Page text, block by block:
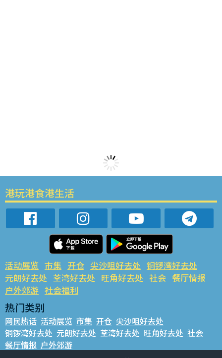
港玩港食港生活
活动展览 市集 开仓 尖沙咀好去处 铜锣湾好去处
元朗好去处 荃湾好去处 旺角好去处 社会 餐厅情报
户外郊游 社会福利
热门类别
网民热话 活动展览 市集 开仓 尖沙咀好去处
铜锣湾好去处 元朗好去处 荃湾好去处 旺角好去处 社会
餐厅情报 户外郊游